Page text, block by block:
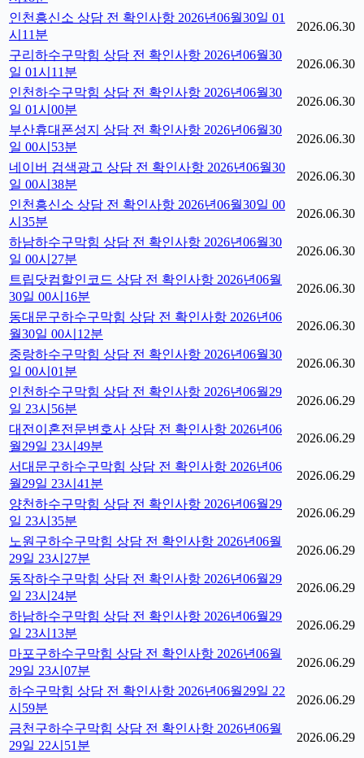
인천흥신소 상담 전 확인사항 2026년06월30일 01
시11분
2026.06.30
구리하수구막힘 상담 전 확인사항 2026년06월30
일 01시11분
2026.06.30
인천하수구막힘 상담 전 확인사항 2026년06월30
일 01시00분
2026.06.30
부산휴대폰성지 상담 전 확인사항 2026년06월30
일 00시53분
2026.06.30
네이버 검색광고 상담 전 확인사항 2026년06월30
일 00시38분
2026.06.30
인천흥신소 상담 전 확인사항 2026년06월30일 00
시35분
2026.06.30
하남하수구막힘 상담 전 확인사항 2026년06월30
일 00시27분
2026.06.30
트립닷컴할인코드 상담 전 확인사항 2026년06월
30일 00시16분
2026.06.30
동대문구하수구막힘 상담 전 확인사항 2026년06
월30일 00시12분
2026.06.30
중랑하수구막힘 상담 전 확인사항 2026년06월30
일 00시01분
2026.06.30
인천하수구막힘 상담 전 확인사항 2026년06월29
일 23시56분
2026.06.29
대전이혼전문변호사 상담 전 확인사항 2026년06
월29일 23시49분
2026.06.29
서대문구하수구막힘 상담 전 확인사항 2026년06
월29일 23시41분
2026.06.29
양천하수구막힘 상담 전 확인사항 2026년06월29
일 23시35분
2026.06.29
노원구하수구막힘 상담 전 확인사항 2026년06월
29일 23시27분
2026.06.29
동작하수구막힘 상담 전 확인사항 2026년06월29
일 23시24분
2026.06.29
하남하수구막힘 상담 전 확인사항 2026년06월29
일 23시13분
2026.06.29
마포구하수구막힘 상담 전 확인사항 2026년06월
29일 23시07분
2026.06.29
하수구막힘 상담 전 확인사항 2026년06월29일 22
시59분
2026.06.29
금천구하수구막힘 상담 전 확인사항 2026년06월
29일 22시51분
2026.06.29